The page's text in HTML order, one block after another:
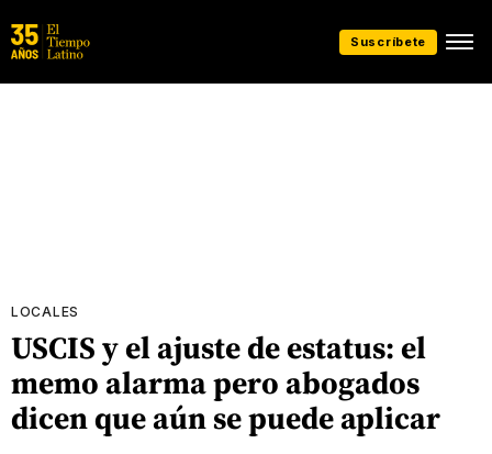
Suscríbete
LOCALES
USCIS y el ajuste de estatus: el
memo alarma pero abogados
dicen que aún se puede aplicar